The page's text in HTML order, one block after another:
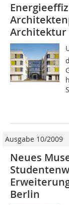
Architektur
Ausgabe 10/2009
Neues
Berlin